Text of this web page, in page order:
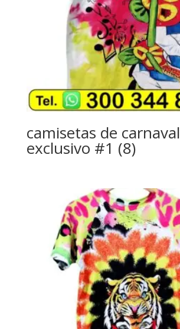
camisetas de carnaval
exclusivo #1 (8)